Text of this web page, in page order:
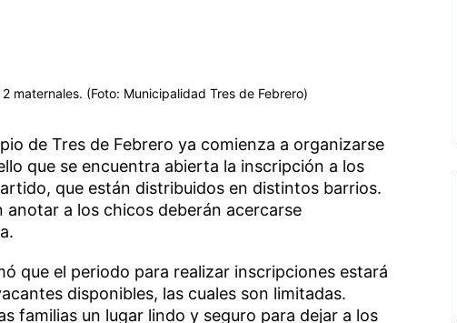
maternales. (Foto: Municipalidad Tres de Febrero)
de Tres de Febrero ya comienza a organizarse
que se encuentra abierta la inscripción a los
que están distribuidos en distintos barrios.
a los chicos deberán acercarse
que el periodo para realizar inscripciones estará
disponibles, las cuales son limitadas.
familias un lugar lindo y seguro para dejar a los